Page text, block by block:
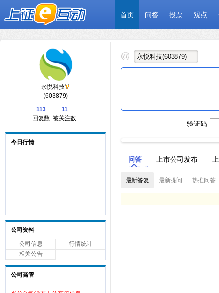
首页 问答 投票 观点
永悦科技
(603879)
113
回复数
11
被关注数
今日行情
公司资料
公司信息
行情统计
相关公告
公司高管
验证码
问答 上市公司发布
最新答复 最新提问 热推问答